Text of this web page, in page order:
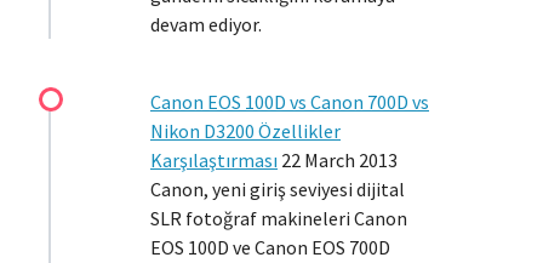
devam ediyor.
Canon EOS 100D vs Canon 700D vs
Nikon D3200 Özellikler
Karşılaştırması 22 March 2013
Canon, yeni giriş seviyesi dijital
SLR fotoğraf makineleri Canon
EOS 100D ve Canon EOS 700D